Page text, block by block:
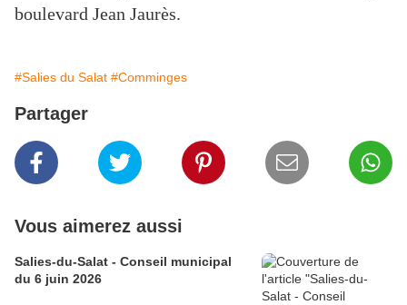
boulevard Jean Jaurès.
#Salies du Salat #Comminges
Partager
Vous aimerez aussi
Salies-du-Salat - Conseil municipal
du 6 juin 2026